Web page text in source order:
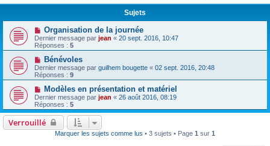
Sujets
Organisation de la journée
Dernier message par jean « 20 sept. 2016, 10:47
Réponses : 5
Bénévoles
Dernier message par guilhem bougette « 02 sept. 2016, 20:48
Réponses : 9
Modèles en présentation et matériel
Dernier message par jean « 26 août 2016, 08:19
Réponses : 5
Verrouillé
Marquer les sujets comme lus • 3 sujets • Page 1 sur 1